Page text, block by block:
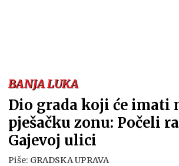
BANJA LUKA
Dio grada koji će imati
pješačku zonu: Počeli
Gajevoj ulici
Piše: GRADSKA UPRAVA